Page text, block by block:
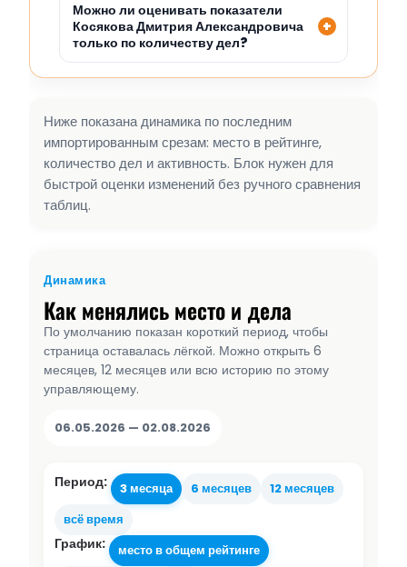
Можно ли оценивать показатели
Косякова Дмитрия Александровича
только по количеству дел?
Ниже показана динамика по последним
импортированным срезам: место в рейтинге,
количество дел и активность. Блок нужен для
быстрой оценки изменений без ручного сравнения
таблиц.
Динамика
Как менялись место и дела
По умолчанию показан короткий период, чтобы
страница оставалась лёгкой. Можно открыть 6
месяцев, 12 месяцев или всю историю по этому
управляющему.
06.05.2026 — 02.08.2026
Период: 3 месяца 6 месяцев
12 месяцев
всё время
График:
место в общем рейтинге